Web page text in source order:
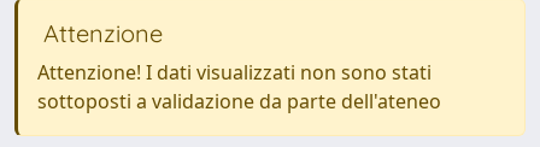
Attenzione
Attenzione! I dati visualizzati non sono stati
sottoposti a validazione da parte dell'ateneo